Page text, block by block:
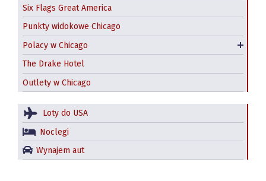
Six Flags Great America
Punkty widokowe Chicago
Polacy w Chicago
Polskie restauracje w Chicago
Jackowo – nadal polska dzielnica Chicago?
The Drake Hotel
Outlety w Chicago
Loty do USA
Noclegi
Wynajem aut